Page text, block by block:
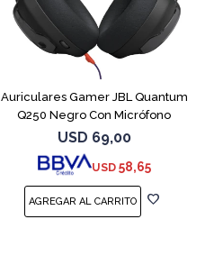
Auriculares Gamer JBL Quantum
Q250 Negro Con Micrófono
USD 69,00
USD 58,65